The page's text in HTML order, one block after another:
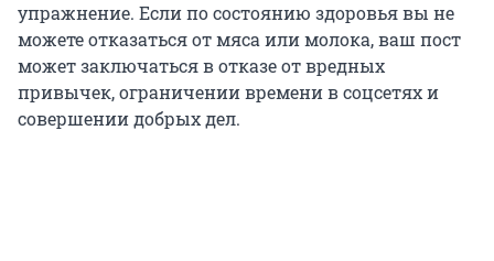
упражнение. Если по состоянию здоровья вы не
можете отказаться от мяса или молока, ваш пост
может заключаться в отказе от вредных
привычек, ограничении времени в соцсетях и
совершении добрых дел.